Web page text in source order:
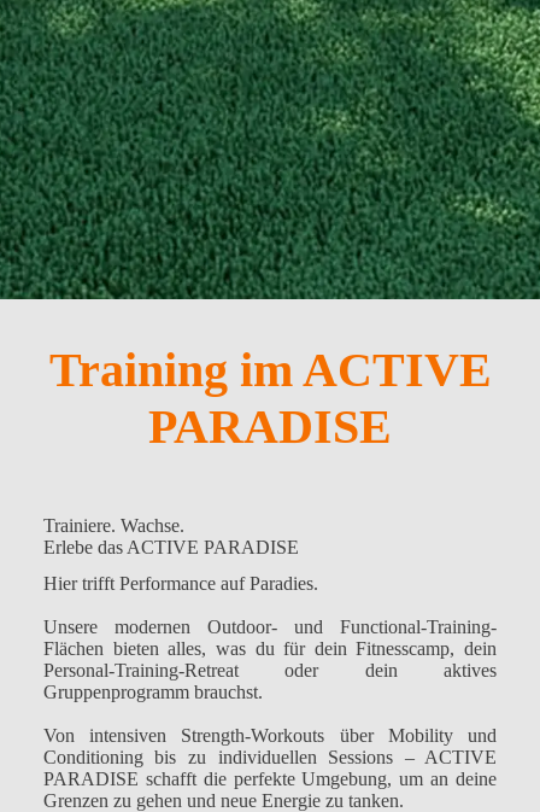
Training im ACTIVE
PARADISE
Trainiere. Wachse.
Erlebe das ACTIVE PARADISE
Hier trifft Performance auf Paradies.
Unsere modernen Outdoor- und Functional-Training-
Flächen bieten alles, was du für dein Fitnesscamp, dein
Personal-Training-Retreat oder dein aktives
Gruppenprogramm brauchst.
Von intensiven Strength-Workouts über Mobility und
Conditioning bis zu individuellen Sessions – ACTIVE
PARADISE schafft die perfekte Umgebung, um an deine
Grenzen zu gehen und neue Energie zu tanken.